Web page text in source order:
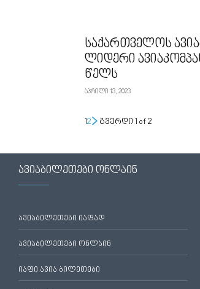
საქართველოს
ლიდერი
წელს
აპრილი 13, 2023
12 გვერდი 1 of 2
ავიაბილეთები ონლაინ
ავიაბილეთები იაფად
ავიაბილეთები ონლაინ
იაფი ავია ბილეთები